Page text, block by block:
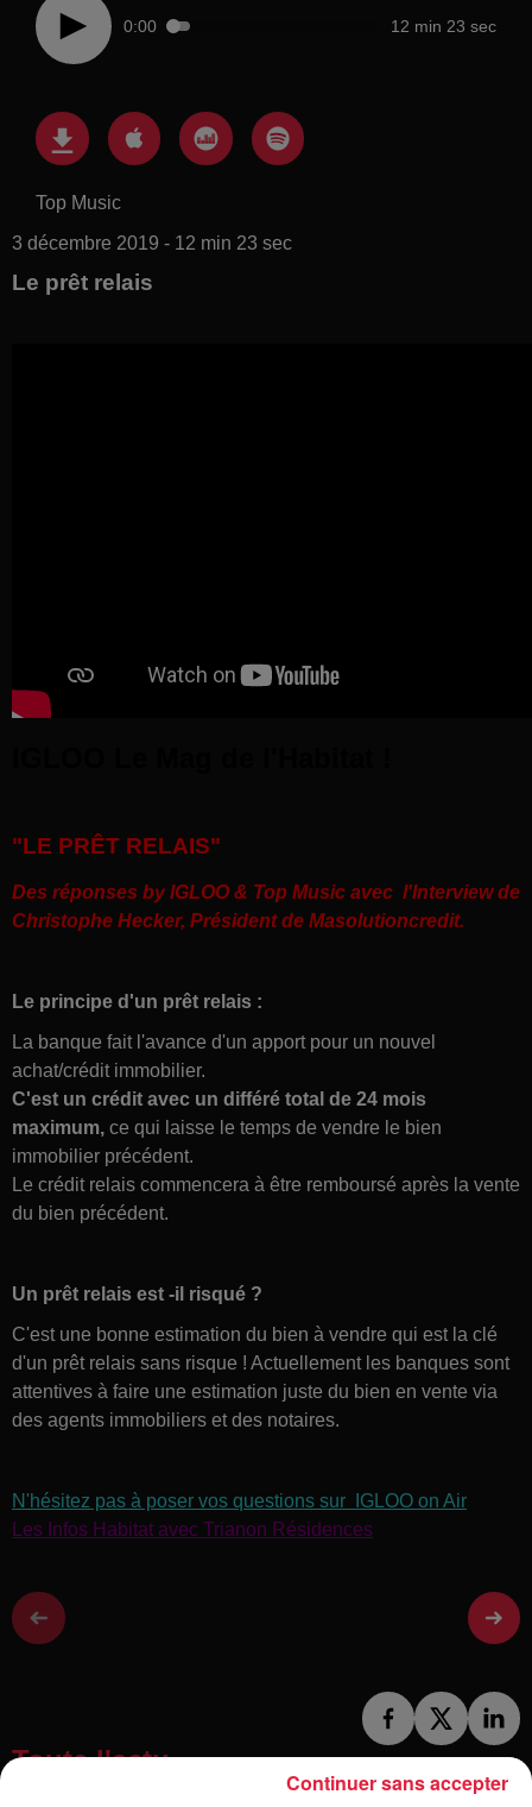
0:00 12 min 23 sec
Top Music
3 décembre 2019 - 12 min 23 sec
Le prêt relais
"LE PRÊT RELAIS"
Des réponses by IGLOO & Top Music avec l'Interview de
Christophe Hecker, Président de Masolutioncredit.
Le principe d'un prêt relais :
La banque fait l'avance d'un apport pour un nouvel
achat/crédit immobilier.
C'est un crédit avec un différé total de 24 mois
maximum, ce qui laisse le temps de vendre le bien
immobilier précédent.
Le crédit relais commencera à être remboursé après la vente
du bien précédent.
Un prêt relais est -il risqué ?
C'est une bonne estimation du bien à vendre qui est la clé
d'un prêt relais sans risque ! Actuellement les banques sont
attentives à faire une estimation juste du bien en vente via
des agents immobiliers et des notaires.
N'hésitez pas à poser vos questions sur IGLOO on Air
Les Infos Habitat avec Trianon Résidences
Toute l'actu
Continuer sans accepter